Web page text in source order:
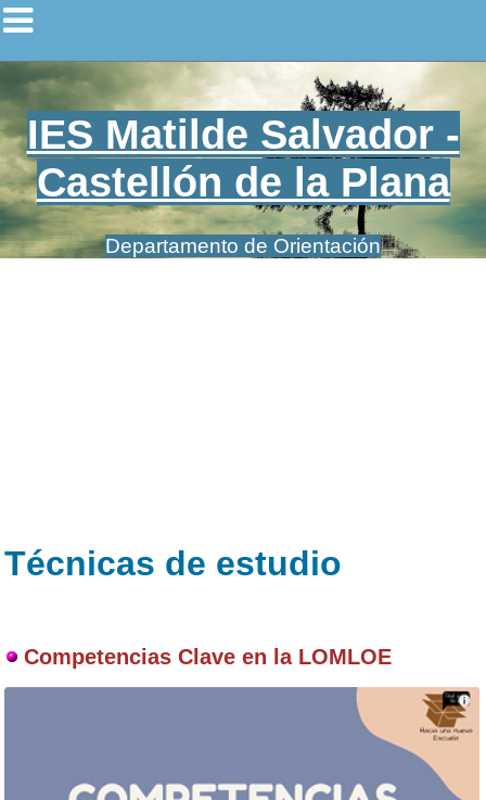
IES Matilde Salvador -
Castellón de la Plana
Departamento de Orientación
Técnicas de estudio
Competencias Clave en la LOMLOE